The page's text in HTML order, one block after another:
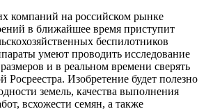
компаний на российском рынке
в ближайшее время приступит
беспилотников
умеют проводить исследование
и в реальном времени сверять
Изобретение будет полезно
земель, качества выполнения
всхожести семян, а также